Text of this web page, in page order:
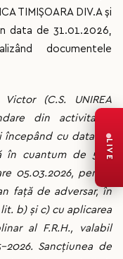
TIMIȘOARA DIV.A și
data de 31.01.2026,
documentele
(C.S. UNIREA
din activitatea
începând cu data de
în cuantum de 500
05.03.2026, pentru
față de adversar, în
b) și c) cu aplicarea
al F.R.H., valabil
Sancțiunea de
LIVE